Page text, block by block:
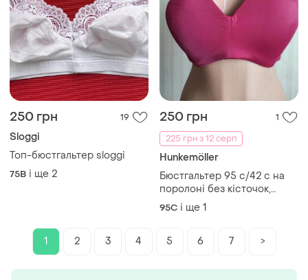
250 грн 19
Sloggi
Топ-бюстгальтер sloggi
75B і ще 2
250 грн
1
225 грн з 12 серп
Hunkemöller
Бюстгальтер 95 с/42 с на
поролоні без кісточок,
бретелі трансформери
95C і ще 1
1 2 3 4 5 6 7 >